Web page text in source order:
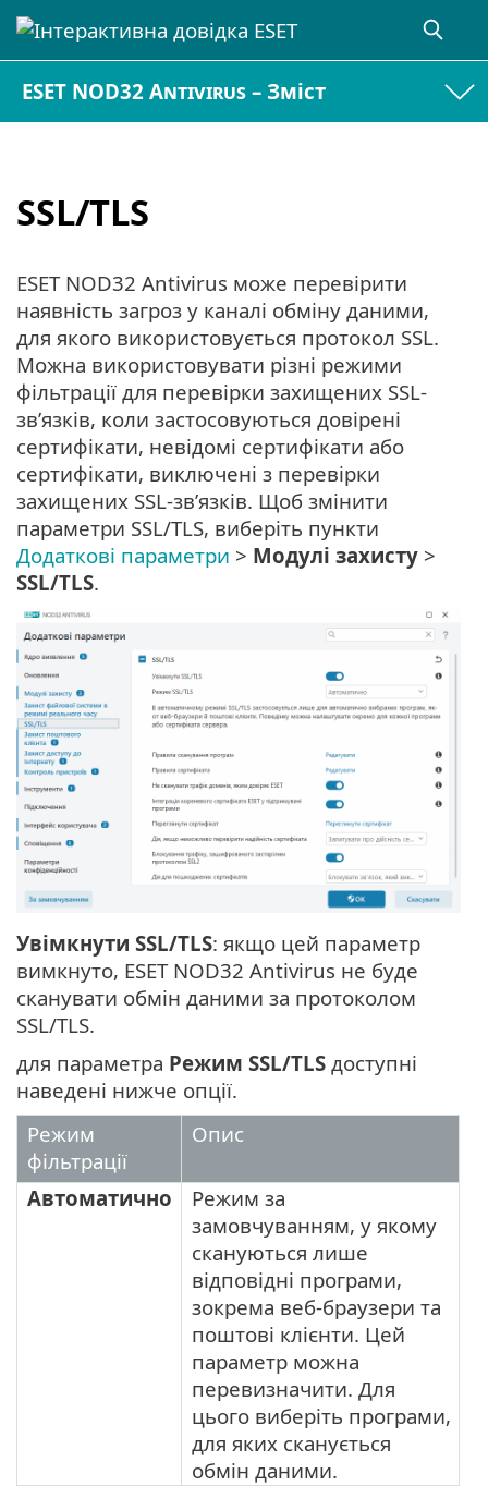
ESET NOD32 Antivirus – Зміст
SSL/TLS
ESET NOD32 Antivirus може перевірити
наявність загроз у каналі обміну даними,
для якого використовується протокол SSL.
Можна використовувати різні режими
фільтрації для перевірки захищених SSL-
зв’язків, коли застосовуються довірені
сертифікати, невідомі сертифікати або
сертифікати, виключені з перевірки
захищених SSL-зв’язків. Щоб змінити
параметри SSL/TLS, виберіть пункти
Додаткові параметри > Модулі захисту >
SSL/TLS.
Увімкнути SSL/TLS: якщо цей параметр
вимкнуто, ESET NOD32 Antivirus не буде
сканувати обмін даними за протоколом
SSL/TLS.
для параметра Режим SSL/TLS доступні
наведені нижче опції.
Режим
фільтрації
Опис
Автоматично
Режим за
замовчуванням, у якому
скануються лише
відповідні програми,
зокрема веб-браузери та
поштові клієнти. Цей
параметр можна
перевизначити. Для
цього виберіть програми,
для яких сканується
обмін даними.